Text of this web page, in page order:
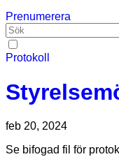
Prenumerera
Protokoll
feb 20, 2024
Se bifogad fil för